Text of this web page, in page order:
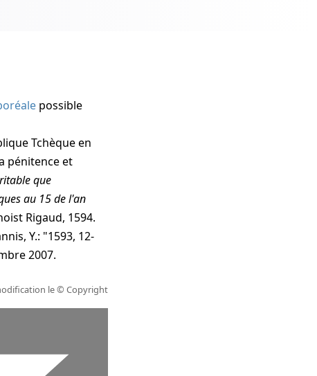
possible
Tchèqueen
pénitence et
que
au 15 de l'an
Rigaud, 1594.
Y.: "1593, 12-
2007.
le© Copyright